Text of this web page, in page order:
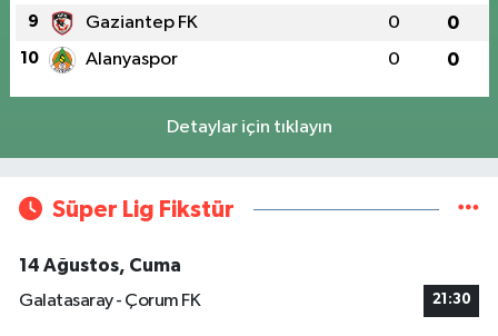
9 Gaziantep FK 0 0
10 Alanyaspor 0 0
Detaylar için tıklayın
Süper Lig Fikstür
14 Ağustos, Cuma
Galatasaray - Çorum FK
21:30